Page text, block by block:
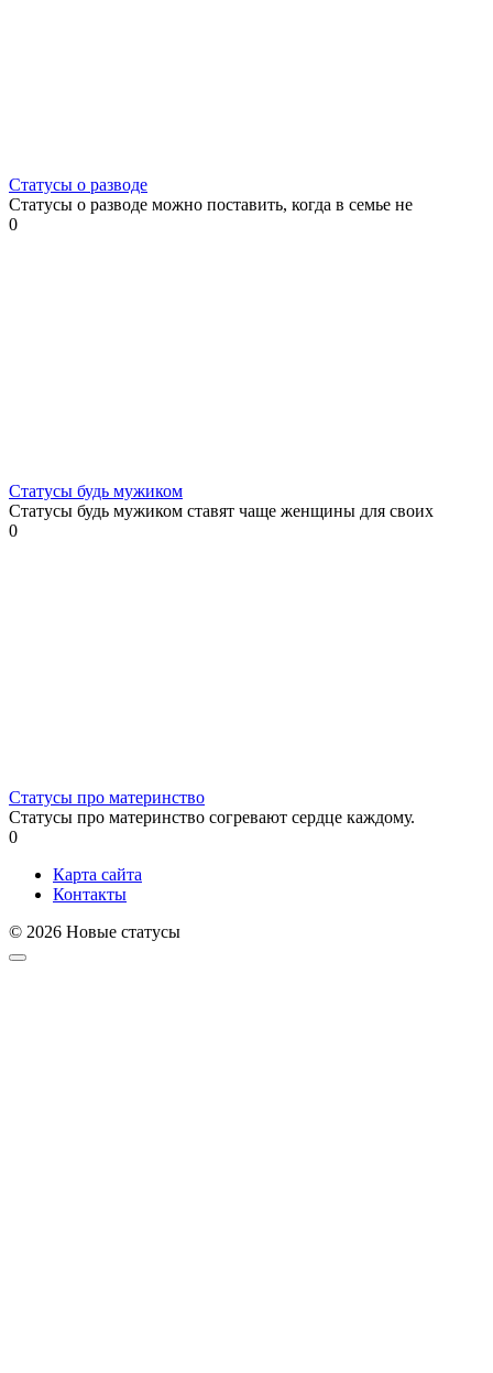
Статусы о разводе
Статусы о разводе можно поставить, когда в семье не
0
Статусы будь мужиком
Статусы будь мужиком ставят чаще женщины для своих
0
Статусы про материнство
Статусы про материнство согревают сердце каждому.
0
Карта сайта
Контакты
© 2026 Новые статусы